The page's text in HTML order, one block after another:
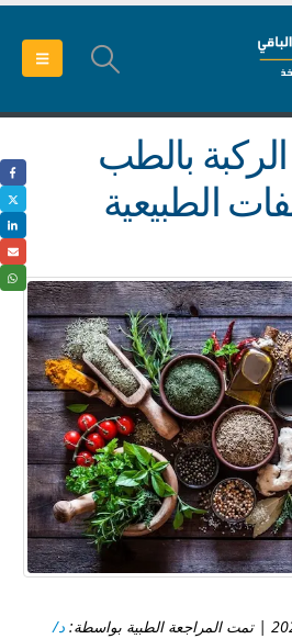
بالطب
الطبيعية
د/